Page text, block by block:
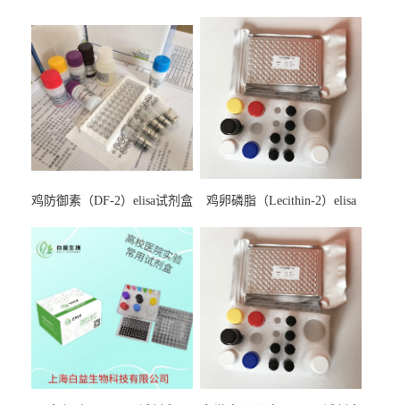
鸡防御素（DF-2）elisa试剂盒
鸡卵磷脂（Lecithin-2）elisa